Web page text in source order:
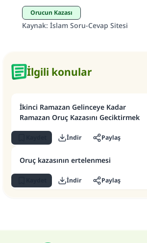
Orucun Kazası
Kaynak: İslam Soru-Cevap Sitesi
İlgili konular
İkinci Ramazan Gelinceye Kadar
Ramazan Oruç Kazasını Geciktirmek
İndir Paylaş
Oruç kazasının ertelenmesi
İndir Paylaş